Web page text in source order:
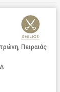
Πειραιάς